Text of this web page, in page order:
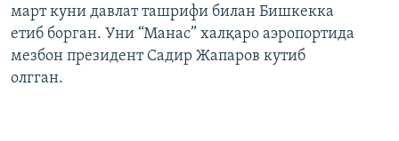
март куни давлат ташрифи билан Бишкекка
етиб борган. Уни “Манас” халқаро аэропортида
мезбон президент Садир Жапаров кутиб
олгган.